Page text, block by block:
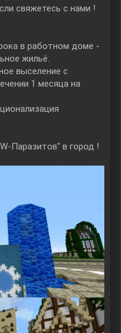
свяжетесь с нами !
в работном доме -
жильё.
выселение с
1 месяца на
Паразитов" в город !​